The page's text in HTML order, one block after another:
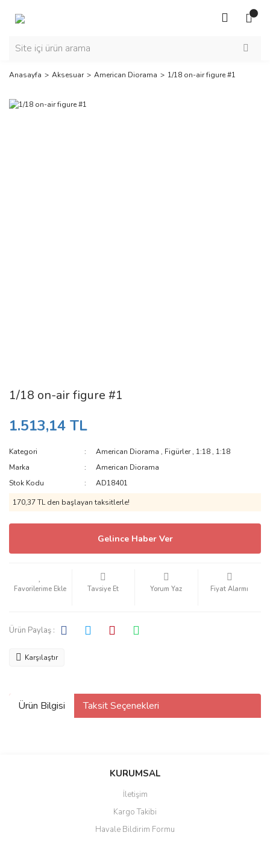
Anasayfa Aksesuar American Diorama 1/18 on-air figure #1
1/18 on-air figure #1
1.513,14 TL
Kategori American Diorama , Figürler, 1:18 , 1:18
Marka
American Diorama
Stok Kodu
AD18401
170,37 TL den başlayan taksitlerle!
Gelince Haber Ver
Tavsiye Et Yorum Yaz Fiyat Alarmı
Ürün Paylaş :
Karşılaştır
Ürün Bilgisi Taksit Seçenekleri
KURUMSAL
İletişim
Kargo Takibi
Havale Bildirim Formu